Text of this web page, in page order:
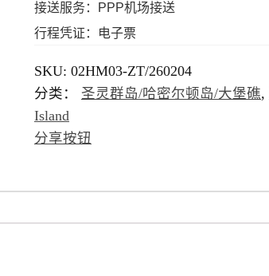
接送服务：PPP机场接送
行程凭证：电子票
SKU: 02HM03-ZT/260204
分类： 圣灵群岛/哈密尔顿岛/大堡礁,
Island
分享按钮